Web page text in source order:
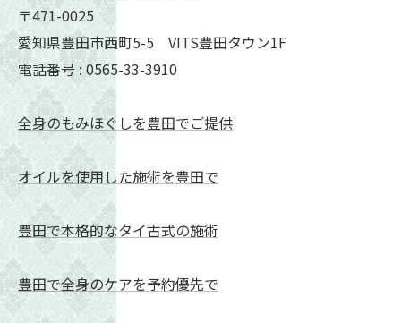
〒471-0025
愛知県豊田市西町5-5 VITS豊田タウン1F
電話番号 : 0565-33-3910
全身のもみほぐしを豊田でご提供
オイルを使用した施術を豊田で
豊田で本格的なタイ古式の施術
豊田で全身のケアを予約優先で